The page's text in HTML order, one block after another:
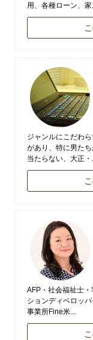
用、各種ローン、家
ジャンルにこだわ
があり、特に男た
当たらない、大正・
AFP・社会福祉士
ションディベロッ
事業所Fine米...